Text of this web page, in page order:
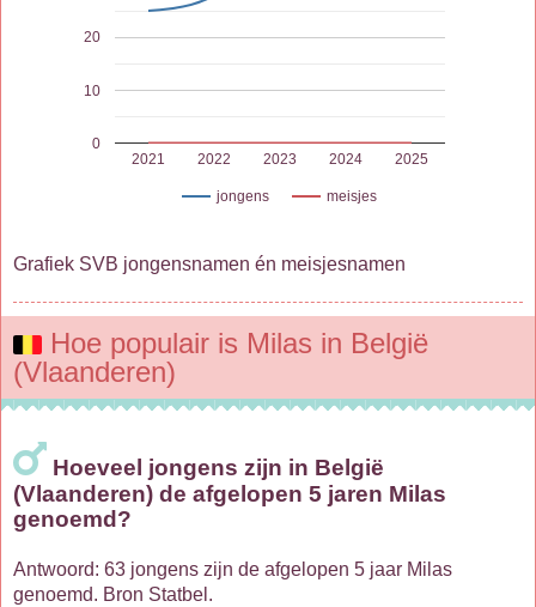
jongens meisjes
2021 2022 2023 2024 2025
0
10
20
Grafiek SVB jongensnamen én meisjesnamen
Hoe populair is Milas in België
(Vlaanderen)
Hoeveel jongens zijn in België
(Vlaanderen) de afgelopen 5 jaren Milas
genoemd?
Antwoord: 63 jongens zijn de afgelopen 5 jaar Milas
genoemd. Bron Statbel.